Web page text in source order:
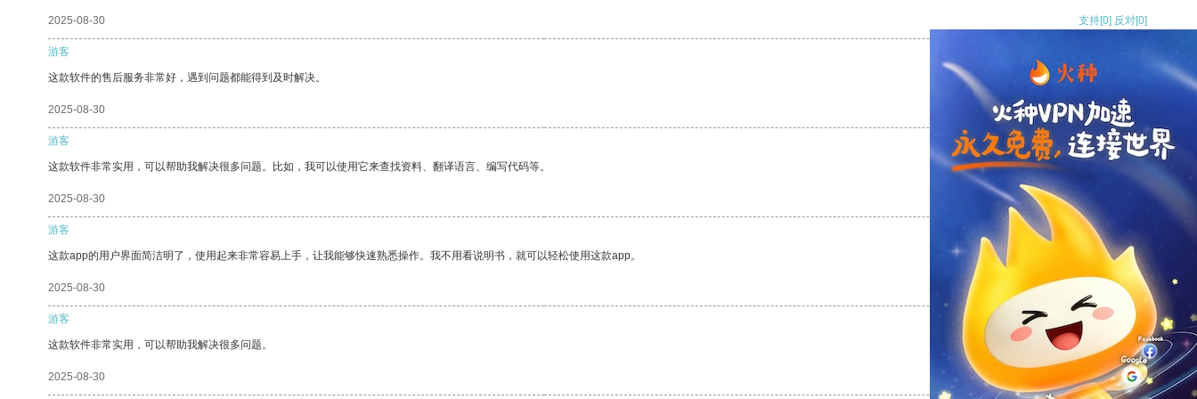
2025-08-30 支持[0] 反对[0]
游客
这款软件的售后服务非常好，遇到问题都能得到及时解决。
2025-08-30 支持[0] 反对
游客
这款软件非常实用，可以帮助我解决很多问题。比如，我可以使用它来查找资料、翻译语言、编写代码等。
2025-08-30 支持
游客
这款app的用户界面简洁明了，使用起来非常容易上手，让我能够快速熟悉操作。我不用看说明书，就可以轻松使用这款app。
2025-08-30 反对 [0]
游客
这款软件非常实用，可以帮助我解决很多问题。
2025-08-30 支持[0] 反对[0]